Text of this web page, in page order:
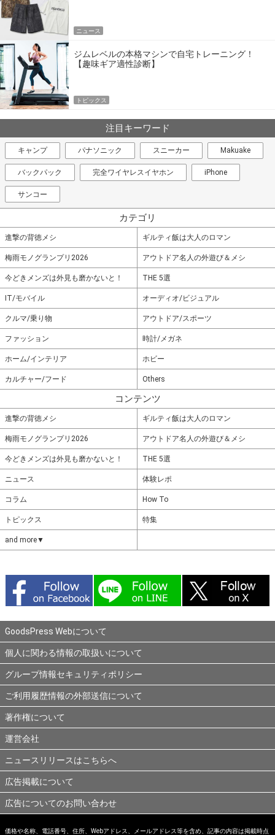
ニュース
ジムレベルの本格マシンで自宅トレーニング！
【趣味ギア適性診断】
トピックス
注目キーワード
キャンプ パナソニック スニーカー Makuake
バックパック 完全ワイヤレスイヤホン iPhone
サンコー
カテゴリ
進撃の背徳メシ ギルティ飯は大人のロマン
梅雨モノグランプリ2026 アウトドア名人の外遊び＆メシ
今どきメンズは外見も磨かないと！ THE 5選
IT/モバイル オーディオ/ビジュアル
クルマ/乗り物 アウトドア/スポーツ
ファッション 時計/メガネ
ホーム/インテリア ホビー
カルチャー/フード Others
コンテンツ
進撃の背徳メシ ギルティ飯は大人のロマン
梅雨モノグランプリ2026 アウトドア名人の外遊び＆メシ
今どきメンズは外見も磨かないと！ THE 5選
ニュース 体験レポ
コラム How To
トピックス 特集
and more▼
GoodsPress Webについて
個人に関わる情報の取扱いについて
グループ情報セキュリティポリシー
ご利用履歴情報の外部送信について
著作権について
運営会社
ニュースリリースはこちらへ
広告掲載について
広告についてのお問い合わせ
価格や名称、電話番号、住所、Webアドレス、メールアドレス等を含め、記事の内容は掲載時点